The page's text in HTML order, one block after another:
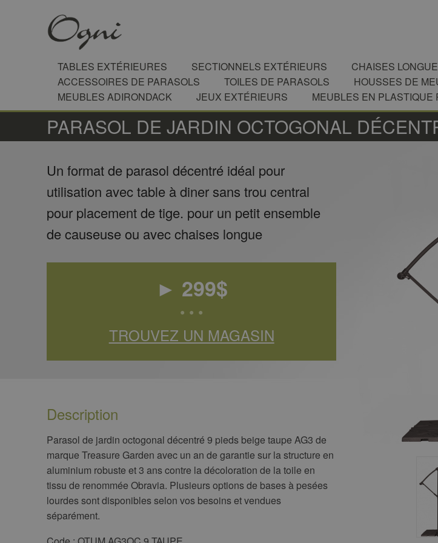
TABLES EXTÉRIEURES SECTIONNELS EXTÉRIEURS CHAISES
ACCESSOIRES DE PARASOLS
TOILES DE PARASOLS HOUSSES DE
MEUBLES ADIRONDACK
JEUX EXTÉRIEURS MEUBLES EN PLASTIQUE
PARASOL DE JARDIN OCTOGONAL
Un format de parasol décentré idéal pour
utilisation avec table à diner sans trou central
pour placement de tige. pour un petit ensemble
de causeuse ou avec chaises longue
► 299$
• • •
TROUVEZ UN MAGASIN
Description
​Parasol de jardin octogonal décentré 9 pieds beige taupe AG3 de
marque Treasure Garden avec un an de garantie sur la structure en
aluminium robuste et 3 ans contre la décoloration de la toile en
tissu de renommée Obravia. Plusieurs options de bases à pesées
lourdes sont disponibles selon vos besoins et vendues
séparément.